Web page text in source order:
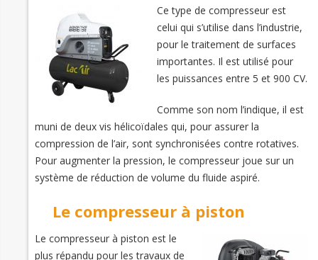
Ce type de compresseur est
celui qui s’utilise dans l’industrie,
pour le traitement de surfaces
importantes. Il est utilisé pour
les puissances entre 5 et 900 CV.
Comme son nom l’indique, il est
muni de deux vis hélicoïdales qui, pour assurer la
compression de l’air, sont synchronisées contre rotatives.
Pour augmenter la pression, le compresseur joue sur un
système de réduction de volume du fluide aspiré.
Le compresseur à piston
Le compresseur à piston est le
plus répandu pour les travaux de